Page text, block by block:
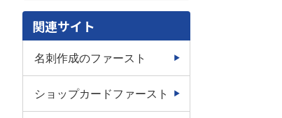
関連サイト
名刺作成のファースト
ショップカードファースト